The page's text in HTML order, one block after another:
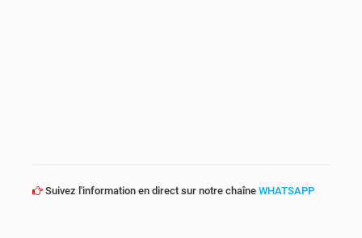
Suivez l'information en direct sur notre chaîne WHATSAPP